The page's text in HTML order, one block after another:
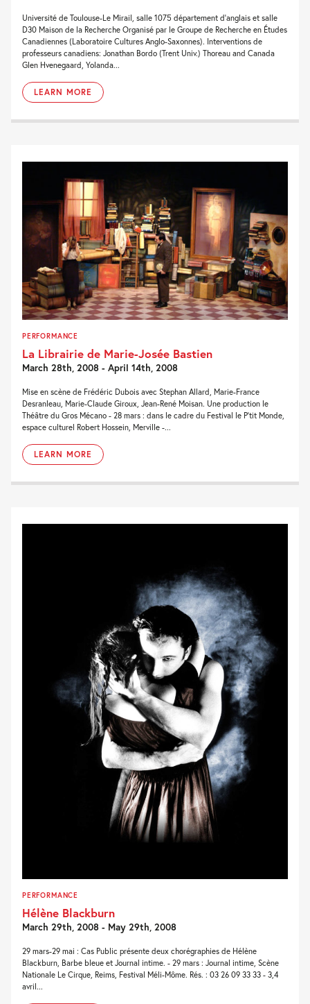
Université de Toulouse-Le Mirail, salle 1075 département d’anglais et salle
D30 Maison de la Recherche Organisé par le Groupe de Recherche en Études
Canadiennes (Laboratoire Cultures Anglo-Saxonnes). Interventions de
professeurs canadiens: Jonathan Bordo (Trent Univ.) Thoreau and Canada
Glen Hvenegaard, Yolanda...
LEARN MORE
PERFORMANCE
La Librairie de Marie-Josée Bastien
March 28th, 2008 - April 14th, 2008
Mise en scène de Frédéric Dubois avec Stephan Allard, Marie-France
Desranleau, Marie-Claude Giroux, Jean-René Moisan. Une production le
Théâtre du Gros Mécano - 28 mars : dans le cadre du Festival le P'tit Monde,
espace culturel Robert Hossein, Merville -...
LEARN MORE
PERFORMANCE
Hélène Blackburn
March 29th, 2008 - May 29th, 2008
29 mars-29 mai : Cas Public présente deux chorégraphies de Hélène
Blackburn, Barbe bleue et Journal intime. - 29 mars : Journal intime, Scène
Nationale Le Cirque, Reims, Festival Méli-Môme. Rés. : 03 26 09 33 33 - 3,4
avril...